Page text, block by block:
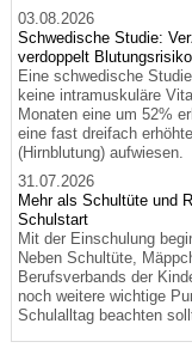
03.08.2026
Schwedische Studie:
verdoppelt Blutungsrisiko
Eine schwedische
keine intramuskuläre
Monaten eine um 52%
eine fast dreifach
(Hirnblutung) aufwiesen.
31.07.2026
Mehr als Schultüte und
Schulstart
Mit der Einschulung
Neben Schultüte,
Berufsverbands der
noch weitere wichtige
Schulalltag beachten